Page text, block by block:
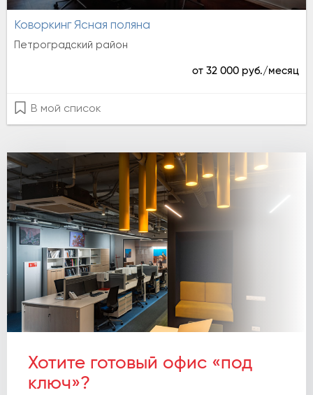
Коворкинг Ясная поляна
Петроградский район
от 32 000 руб./месяц
В мой список
Хотите готовый офис «под
ключ»?